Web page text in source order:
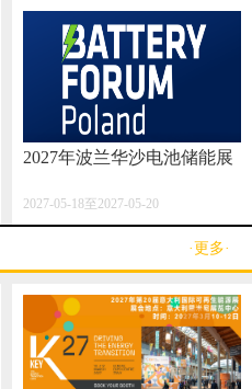
2027年波兰华沙电池储能展
2027-05-18至2027-05-20
·更多·